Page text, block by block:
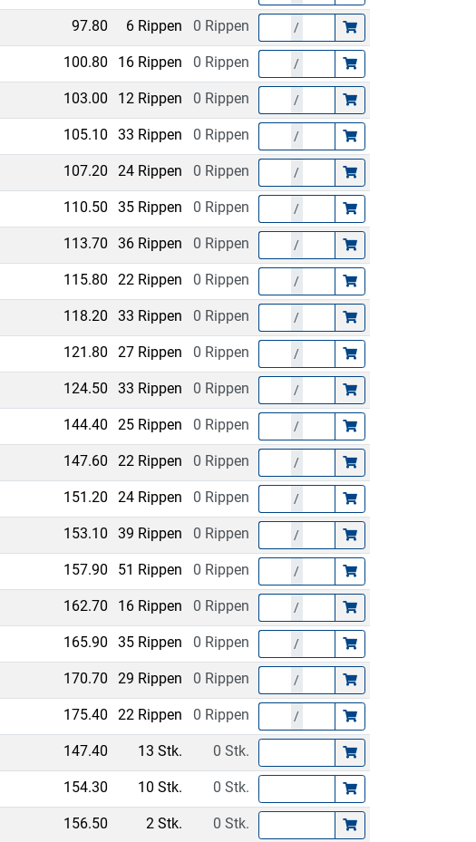
97.80 6 Rippen 0 Rippen /
100.80 16 Rippen 0 Rippen /
103.00 12 Rippen 0 Rippen /
105.10 33 Rippen 0 Rippen /
107.20 24 Rippen 0 Rippen /
110.50 35 Rippen 0 Rippen /
113.70 36 Rippen 0 Rippen /
115.80 22 Rippen 0 Rippen /
118.20 33 Rippen 0 Rippen /
121.80 27 Rippen 0 Rippen /
124.50 33 Rippen 0 Rippen /
144.40 25 Rippen 0 Rippen /
147.60 22 Rippen 0 Rippen /
151.20 24 Rippen 0 Rippen /
153.10 39 Rippen 0 Rippen /
157.90 51 Rippen 0 Rippen /
162.70 16 Rippen 0 Rippen /
165.90 35 Rippen 0 Rippen /
170.70 29 Rippen 0 Rippen /
175.40 22 Rippen 0 Rippen /
147.40 13 Stk. 0 Stk.
154.30 10 Stk. 0 Stk.
156.50 2 Stk. 0 Stk.